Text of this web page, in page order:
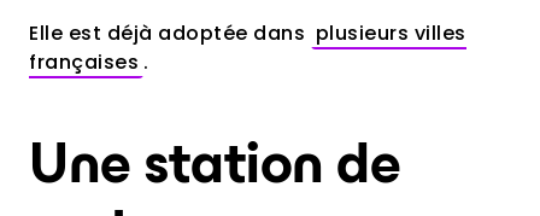
Elle est déjà adoptée dans plusieurs villes
françaises .
Une station de